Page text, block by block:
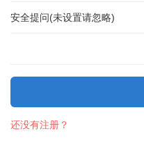
安全提问(未设置请忽略)
还没有注册？